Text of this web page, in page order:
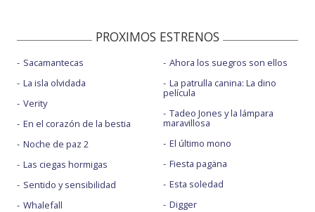
PROXIMOS ESTRENOS
Sacamantecas
La isla olvidada
Verity
En el corazón de la bestia
Noche de paz 2
Las ciegas hormigas
Sentido y sensibilidad
Whalefall
Ahora los suegros son ellos
La patrulla canina: La dino
película
Tadeo Jones y la lámpara
maravillosa
El último mono
Fiesta pagäna
Esta soledad
Digger